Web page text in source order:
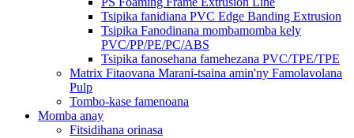
Tsipika fanidiana PVC Edge Banding Extrusion
Tsipika Fanodinana mombamomba kely
PVC/PP/PE/PC/ABS
Tsipika fanosehana famehezana PVC/TPE/TPE
Matrix Fitaovana Marani-tsaina amin'ny Famolavolana
Pulp
Tombo-kase famenoana
Momba anay
Fitsidihana orinasa